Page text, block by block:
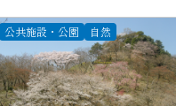
公共施設・公園 自然